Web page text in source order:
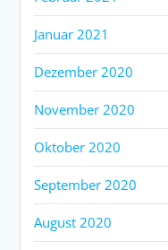
Januar 2021
Dezember 2020
November 2020
Oktober 2020
September 2020
August 2020